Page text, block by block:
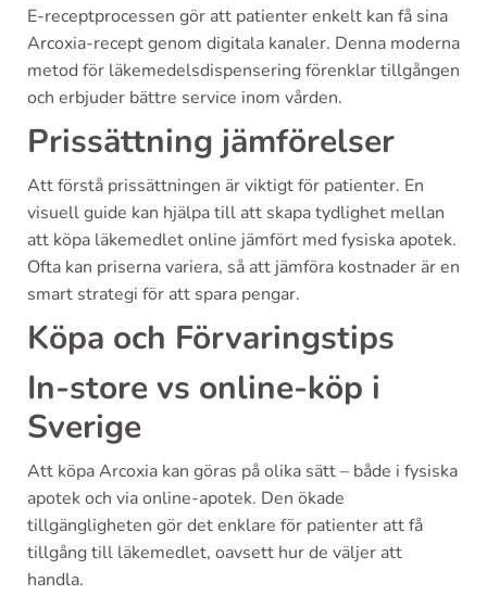
E-receptprocessen gör att patienter enkelt kan få sina
Arcoxia-recept genom digitala kanaler. Denna moderna
metod för läkemedelsdispensering förenklar tillgången
och erbjuder bättre service inom vården.
Prissättning jämförelser
Att förstå prissättningen är viktigt för patienter. En
visuell guide kan hjälpa till att skapa tydlighet mellan
att köpa läkemedlet online jämfört med fysiska apotek.
Ofta kan priserna variera, så att jämföra kostnader är en
smart strategi för att spara pengar.
Köpa och Förvaringstips
In-store vs online-köp i
Sverige
Att köpa Arcoxia kan göras på olika sätt – både i fysiska
apotek och via online-apotek. Den ökade
tillgängligheten gör det enklare för patienter att få
tillgång till läkemedlet, oavsett hur de väljer att
handla.